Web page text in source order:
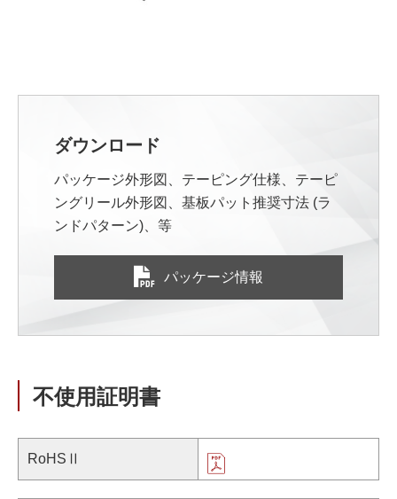
ダウンロード
パッケージ外形図、テーピング仕様、テーピ
ングリール外形図、基板パット推奨寸法 (ラ
ンドパターン)、等
パッケージ情報
不使用証明書
RoHSⅡ